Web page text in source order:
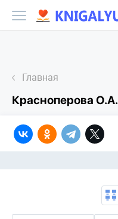
Главная
Красноперова О.А.